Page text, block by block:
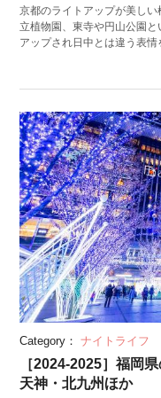
京都のライトアップが美し
立植物園、東寺や円山公園
アップされ日中とは違う表
Category： ナイトライフ
［2024-2025］福岡
天神・北九州ほか